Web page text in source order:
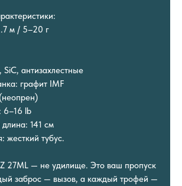
м / 5–20 г
антизахлестные
графит IMF
6–16 lb
141 см
жесткий тубус.
Z 27ML — не удилище. Это ваш пропуск
заброс — вызов, а каждый трофей —